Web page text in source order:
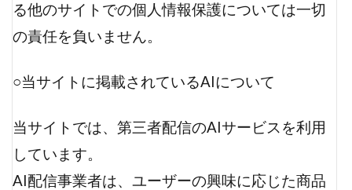
る他のサイトでの個人情報保護については一切
の責任を負いません。
○当サイトに掲載されているAIについて
当サイトでは、第三者配信のAIサービスを利用
しています。
AI配信事業者は、ユーザーの興味に応じた商品